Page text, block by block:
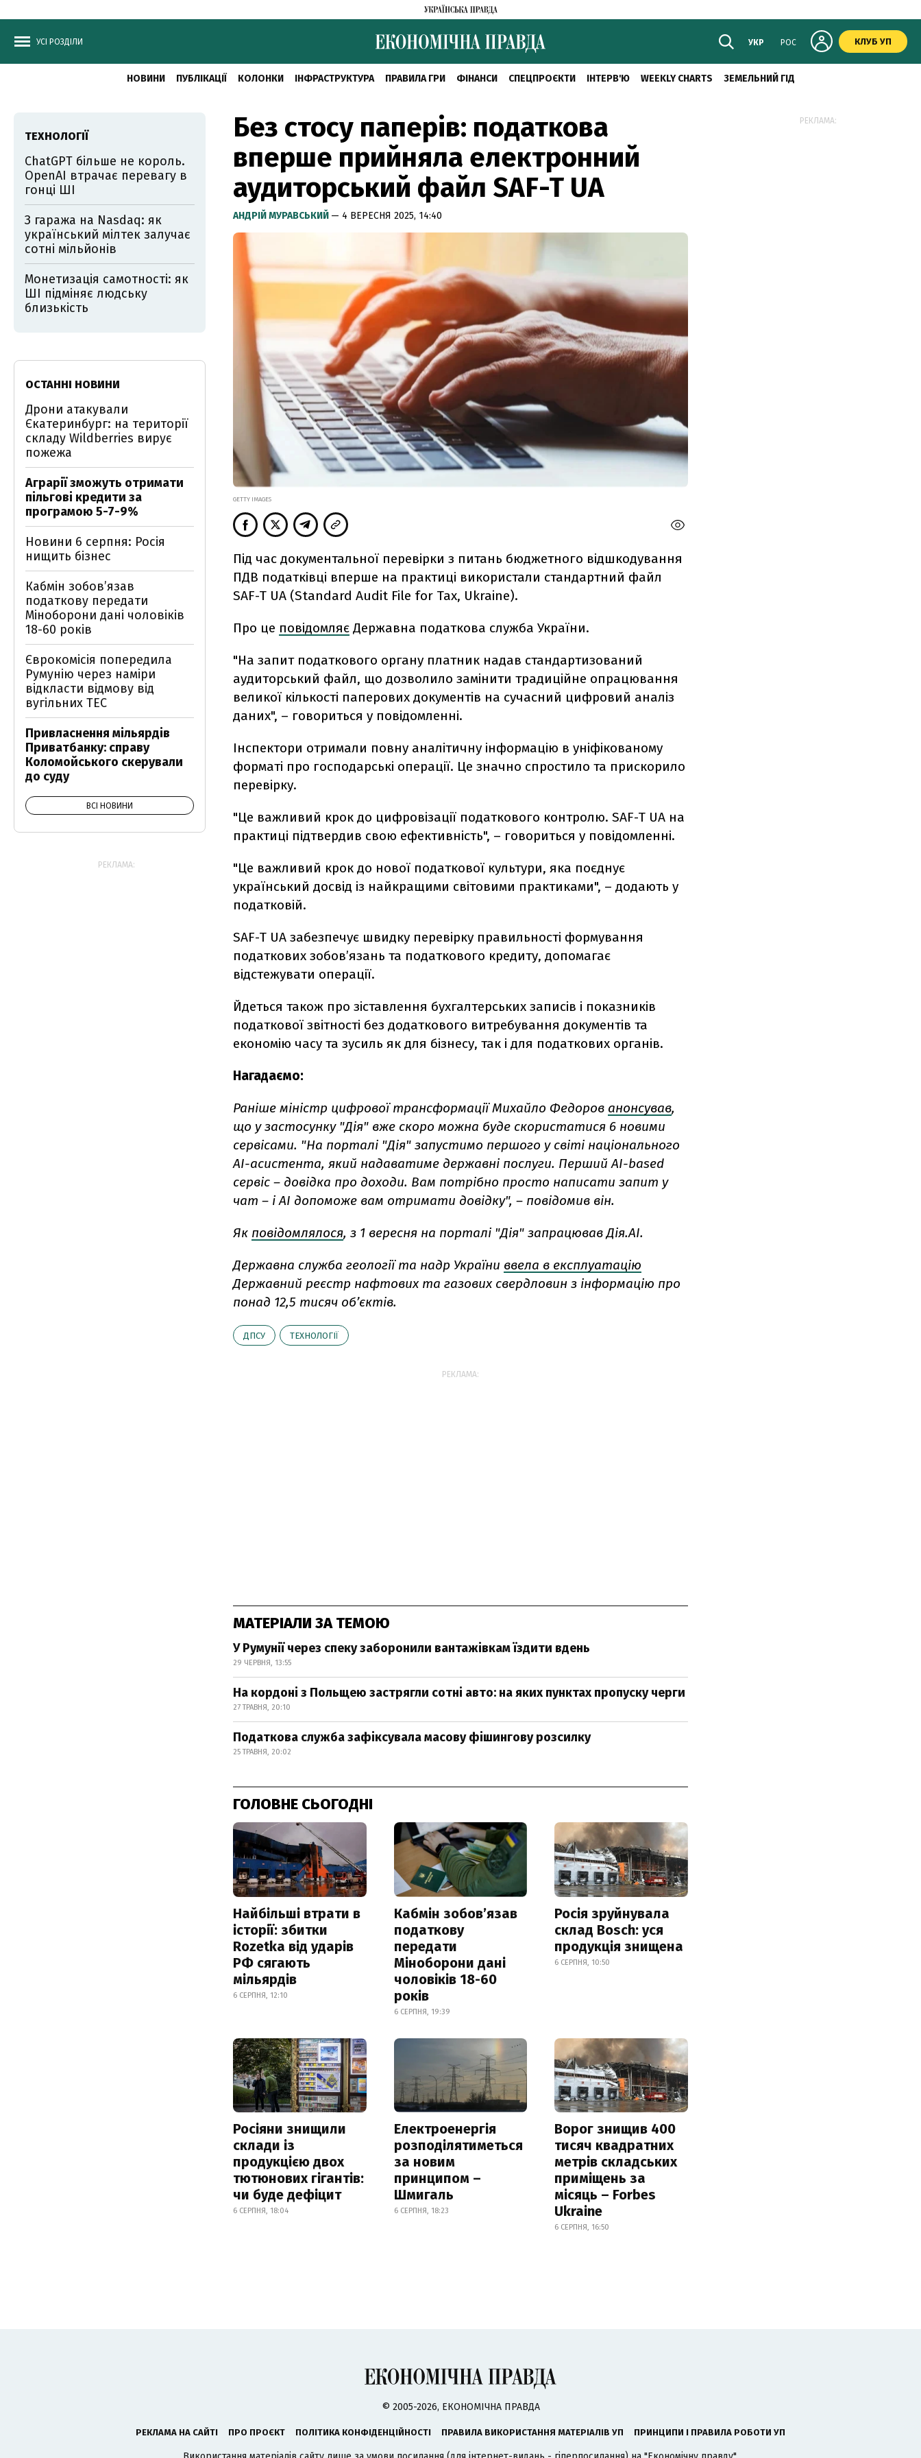
УСІ РОЗДІЛИ УКР РОС КЛУБ УП
НОВИНИ ПУБЛІКАЦІЇ КОЛОНКИ ІНФРАСТРУКТУРА ПРАВИЛА ГРИ ФІНАНСИ СПЕЦПРОЄКТИ ІНТЕРВ'Ю WEEKLY CHARTS ЗЕМЕЛЬНИЙ ГІД
Без стосу паперів: податкова
вперше прийняла електронний
аудиторський файл SAF-T UA
АНДРІЙ МУРАВСЬКИЙ — 4 ВЕРЕСНЯ 2025, 14:40
GETTY IMAGES
Під час документальної перевірки з питань бюджетного відшкодування
ПДВ податківці вперше на практиці використали стандартний файл
SAF-T UA (Standard Audit File for Tax, Ukraine).
Про це повідомляє Державна податкова служба України.
"На запит податкового органу платник надав стандартизований
аудиторський файл, що дозволило замінити традиційне опрацювання
великої кількості паперових документів на сучасний цифровий аналіз
даних", – говориться у повідомленні.
Інспектори отримали повну аналітичну інформацію в уніфікованому
форматі про господарські операції. Це значно спростило та прискорило
перевірку.
"Це важливий крок до цифровізації податкового контролю. SAF-T UA на
практиці підтвердив свою ефективність", – говориться у повідомленні.
"Це важливий крок до нової податкової культури, яка поєднує
український досвід із найкращими світовими практиками", – додають у
податковій.
SAF-T UA забезпечує швидку перевірку правильності формування
податкових зобов’язань та податкового кредиту, допомагає
відстежувати операції.
Йдеться також про зіставлення бухгалтерських записів і показників
податкової звітності без додаткового витребування документів та
економію часу та зусиль як для бізнесу, так і для податкових органів.
Нагадаємо:
Раніше міністр цифрової трансформації Михайло Федоров анонсував,
що у застосунку "Дія" вже скоро можна буде скористатися 6 новими
сервісами. "На порталі "Дія" запустимо першого у світі національного
АІ-асистента, який надаватиме державні послуги. Перший АІ-based
сервіс – довідка про доходи. Вам потрібно просто написати запит у
чат – і АІ допоможе вам отримати довідку", – повідомив він.
Як повідомлялося, з 1 вересня на порталі "Дія" запрацював Дія.АІ.
Державна служба геології та надр України ввела в експлуатацію
Державний реєстр нафтових та газових свердловин з інформацію про
понад 12,5 тисяч об’єктів.
ДПСУ ТЕХНОЛОГІЇ
РЕКЛАМА:
МАТЕРІАЛИ ЗА ТЕМОЮ
У Румунії через спеку заборонили вантажівкам їздити вдень
29 ЧЕРВНЯ, 13:55
На кордоні з Польщею застрягли сотні авто: на яких пунктах пропуску черги
27 ТРАВНЯ, 20:10
Податкова служба зафіксувала масову фішингову розсилку
25 ТРАВНЯ, 20:02
ГОЛОВНЕ СЬОГОДНІ
Найбільші втрати в
історії: збитки
Rozetka від ударів
РФ сягають
мільярдів
6 СЕРПНЯ, 12:10
Кабмін зобовʼязав
податкову
передати
Міноборони дані
чоловіків 18-60
років
6 СЕРПНЯ, 19:39
Росія зруйнувала
склад Bosch: уся
продукція знищена
6 СЕРПНЯ, 10:50
Росіяни знищили
склади із
продукцією двох
тютюнових гігантів:
чи буде дефіцит
6 СЕРПНЯ, 18:04
Електроенергія
розподілятиметься
за новим
принципом –
Шмигаль
6 СЕРПНЯ, 18:23
Ворог знищив 400
тисяч квадратних
метрів складських
приміщень за
місяць – Forbes
Ukraine
6 СЕРПНЯ, 16:50
ТЕХНОЛОГІЇ
ChatGPT більше не король.
OpenAI втрачає перевагу в
гонці ШІ
З гаража на Nasdaq: як
український мілтек залучає
сотні мільйонів
Монетизація самотності: як
ШІ підміняє людську
близькість
ОСТАННІ НОВИНИ
Дрони атакували
Єкатеринбург: на території
складу Wildberries вирує
пожежа
Аграрії зможуть отримати
пільгові кредити за
програмою 5-7-9%
Новини 6 серпня: Росія
нищить бізнес
Кабмін зобовʼязав
податкову передати
Міноборони дані чоловіків
18-60 років
Єврокомісія попередила
Румунію через наміри
відкласти відмову від
вугільних ТЕС
Привласнення мільярдів
Приватбанку: справу
Коломойського скерували
до суду
ВСІ НОВИНИ
РЕКЛАМА:
РЕКЛАМА:
© 2005-2026, ЕКОНОМІЧНА ПРАВДА
РЕКЛАМА НА САЙТІ ПРО ПРОЄКТ ПОЛІТИКА КОНФІДЕНЦІЙНОСТІ ПРАВИЛА ВИКОРИСТАННЯ МАТЕРІАЛІВ УП ПРИНЦИПИ І ПРАВИЛА РОБОТИ УП